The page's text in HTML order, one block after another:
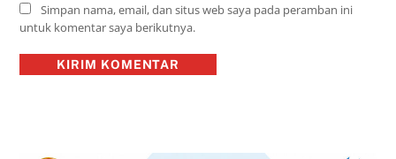
Simpan nama, email, dan situs web saya pada peramban ini
untuk komentar saya berikutnya.